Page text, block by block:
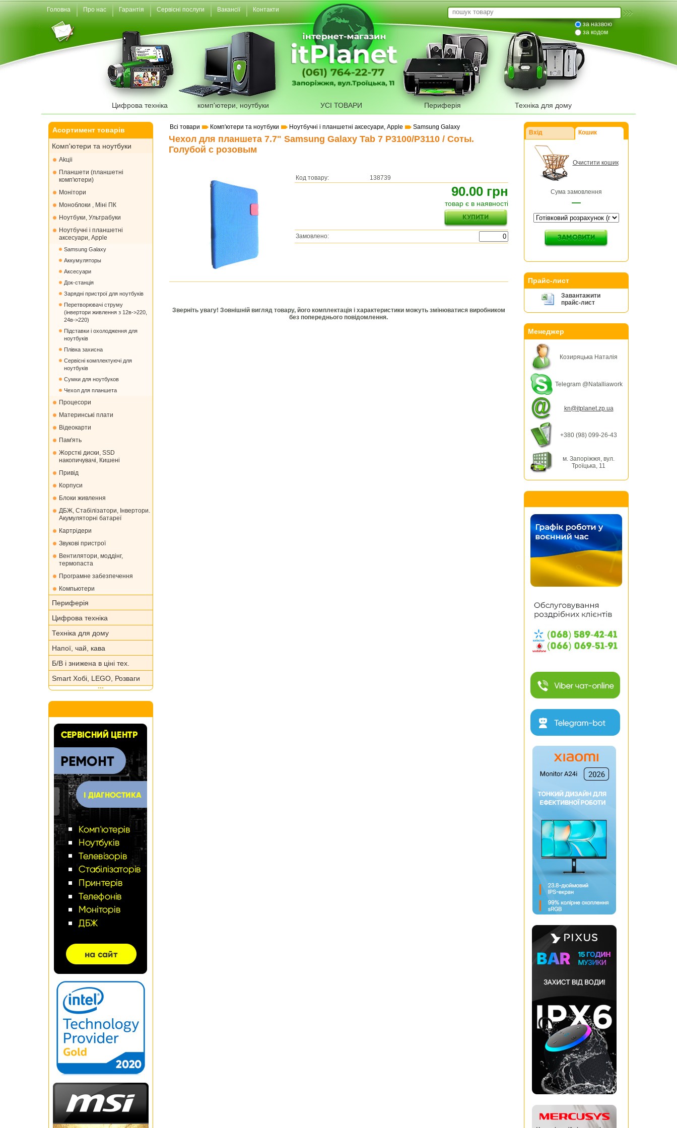
Головна Про нас Гарантія Сервісні послуги Вакансії Контакти
Цифрова техніка комп'ютери, ноутбуки УСІ ТОВАРИ Периферія Техніка для дому
за назвою
за кодом
Асортимент товарів
Комп'ютери та ноутбуки
Akціі
Планшети (планшетні
комп'ютери)
Монiтори
Моноблоки , Міні ПК
Ноутбуки, Ультрабуки
Ноутбучні і планшетні
аксесуари, Apple
Samsung Galaxy
Аккумуляторы
Аксесуари
Док-станція
Зарядні пристрої для ноутбуків
Перетворювачі струму
(інвертори живлення з 12в->220,
24в->220)
Підставки і охолодження для
ноутбуків
Плівка захисна
Сервісні комплектуючі для
ноутбуків
Сумки для ноутбуков
Чехол для планшета
Процесори
Материнські плати
Відеокарти
Пам'ять
Жорсткі диски, SSD
накопичувачі, Кишені
Привід
Корпуси
Блоки живлення
ДБЖ, Стабілізатори, Інвертори.
Акумуляторні батареї
Картрідери
Звукові пристрої
Вентилятори, моддінг,
термопаста
Програмне забезпечення
Компьютери
Периферія
Цифрова техніка
Техніка для дому
Напої, чай, кава
Б/В і знижена в ціні тех.
Smart Хобі, LEGO, Розваги
Всі товари Комп'ютери та ноутбуки Ноутбучні і планшетні аксесуари, Apple Samsung Galaxy
Чехол для планшета 7.7" Samsung Galaxy Tab 7 P3100/P3110 / Соты.
Голубой с розовым
Код товару: 138739
90.00 грн
товар є в наявності
Замовлено:
Зверніть увагу! Зовнішній вигляд товару, його комплектація і характеристики можуть змінюватися виробником
без попереднього повідомлення.
Вхід Кошик
Очистити кошик
Сума замовлення
—
Прайс-лист
Завантажити
прайс-лист
Менеджер
Козиряцька Наталія
Telegram @Natalliawork
kn@itplanet.zp.ua
+380 (98) 099-26-43
м. Запоріжжя, вул.
Троїцька, 11